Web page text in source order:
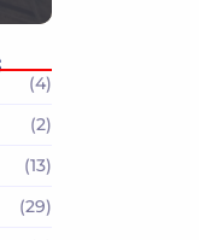
(4)
(2)
(13)
(29)